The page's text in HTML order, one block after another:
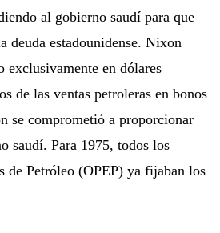
al gobierno saudí para que
estadounidense. Nixon
exclusivamente en dólares
de las ventas petroleras en bonos
se comprometió a proporcionar
saudí. Para 1975, todos los
de Petróleo (OPEP) ya fijaban los